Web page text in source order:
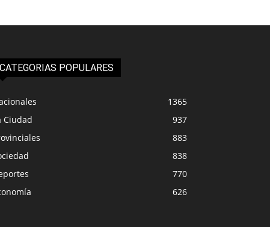
CATEGORIAS POPULARES
1365
Ciudad
937
883
838
770
626